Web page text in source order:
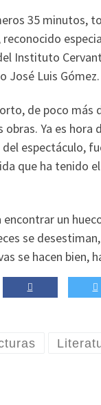
35 minutos,
Instituto
José Luis Gómez.
de poco más
Ya es
espectáculo,
que ha tenido
un
se
se hacen bien,